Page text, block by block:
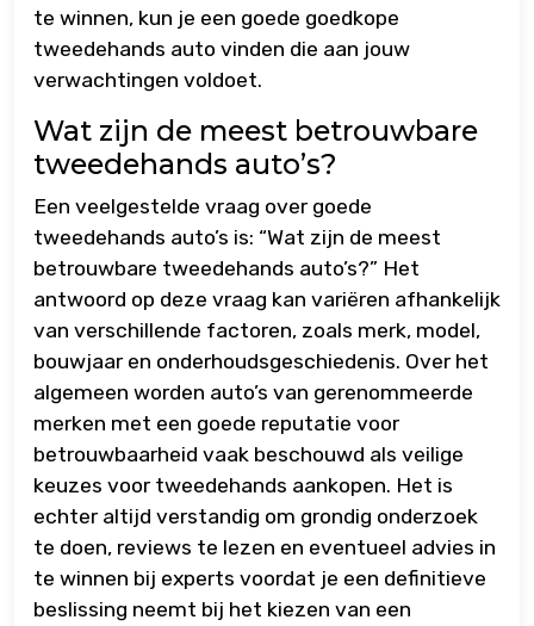
te winnen, kun je een goede goedkope
tweedehands auto vinden die aan jouw
verwachtingen voldoet.
Wat zijn de meest betrouwbare
tweedehands auto’s?
Een veelgestelde vraag over goede
tweedehands auto’s is: “Wat zijn de meest
betrouwbare tweedehands auto’s?” Het
antwoord op deze vraag kan variëren afhankelijk
van verschillende factoren, zoals merk, model,
bouwjaar en onderhoudsgeschiedenis. Over het
algemeen worden auto’s van gerenommeerde
merken met een goede reputatie voor
betrouwbaarheid vaak beschouwd als veilige
keuzes voor tweedehands aankopen. Het is
echter altijd verstandig om grondig onderzoek
te doen, reviews te lezen en eventueel advies in
te winnen bij experts voordat je een definitieve
beslissing neemt bij het kiezen van een